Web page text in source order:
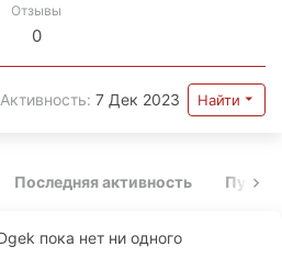
Отзывы
0
Активность 7 Дек 2023 Найти
Последняя активность
пока нет ни одного